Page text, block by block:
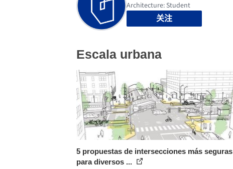
关注
Escala urbana
5 propuestas de intersecciones más seguras
para diversos ...